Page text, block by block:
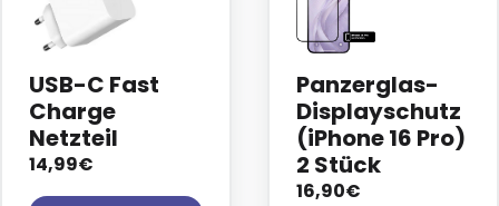
USB-C Fast
Charge
Netzteil
14,99€
Panzerglas-
Displayschutz
(iPhone 16 Pro)
2 Stück
16,90€